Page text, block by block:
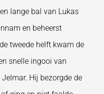
lange bal van Lukas
en beheerst
tweede helft kwam de
snelle ingooi van
Hij bezorgde de